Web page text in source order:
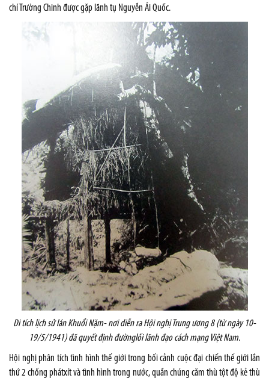
chí Trường Chinh được gặp lãnh tụ Nguyễn Ái Quốc.
Di tích lịch sử lán Khuổi Nặm- nơidiễn raHội nghị Trung ương 8 (từ ngày 10-
19/5/1941) đã quyết định đườnglối lãnh đạocách mạng Việt Nam.
Hội nghị phân tích tình hình thế giới trong bối cảnh cuộc đại chiến thế giới lần
thứ 2 chống phátxít và tình hình trong nước, quần chúng căm thù tột độ kẻ thù